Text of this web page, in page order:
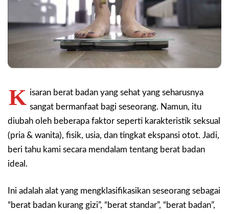
K isaran berat badan yang sehat yang seharusnya
sangat bermanfaat bagi seseorang. Namun, itu
diubah oleh beberapa faktor seperti karakteristik seksual
(pria & wanita), fisik, usia, dan tingkat ekspansi otot. Jadi,
beri tahu kami secara mendalam tentang berat badan
ideal.
Ini adalah alat yang mengklasifikasikan seseorang sebagai
“berat badan kurang gizi”, “berat standar”, “berat badan”,